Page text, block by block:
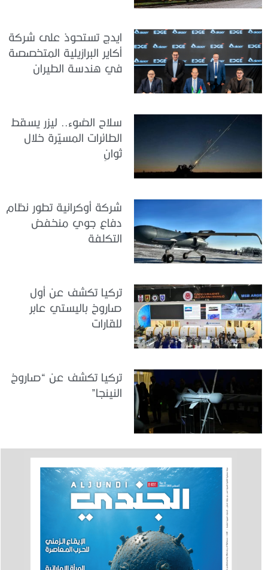
ايدج تستحوذ على شركة
أكاير البرازيلية المتخصصة
في هندسة الطيران
سلاح الضوء.. ليزر يسقط
الطائرات المسيّرة خلال
ثوانٍ
شركة أوكرانية تطور نظام
دفاع جوي منخفض
التكلفة
تركيا تكشف عن أول
صاروخ باليستي عابر
للقارات
تركيا تكشف عن “صاروخ
النينجا”